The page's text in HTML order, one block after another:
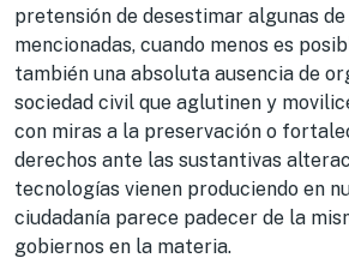
pretensión de desestimar algunas
mencionadas, cuando menos es
también una absoluta ausencia de
sociedad civil que aglutinen y
con miras a la preservación o
derechos ante las sustantivas
tecnologías vienen produciendo en
ciudadanía parece padecer de la
gobiernos en la materia.